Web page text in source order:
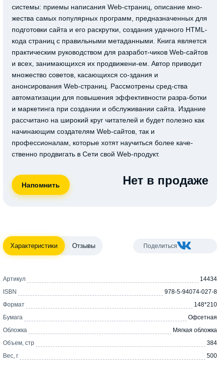
системы: приемы написания Web-страниц, описание мно-
жества самых популярных программ, предназначенных для
подготовки сайта и его раскрутки, создания удачного HTML-
кода страниц с правильными метаданными. Книга является
практическим руководством для разработ-чиков Web-сайтов
и всех, занимающихся их продвижени-ем. Автор приводит
множество советов, касающихся со-здания и
анонсирования Web-страниц. Рассмотрены сред-ства
автоматизации для повышения эффективности разра-ботки
и маркетинга при создании и обслуживании сайта. Издание
рассчитано на широкий круг читателей и будет полезно как
начинающим создателям Web-сайтов, так и
профессионалам, которые хотят научиться более каче-
ственно продвигать в Сети свой Web-продукт.
Нет в продаже
Характеристики Отзывы Поделиться
Артикул
14434
ISBN
978-5-94074-027-8
Формат
148*210
Бумага
Офсетная
Обложка
Мягкая обложка
Объем, стр
384
Вес, г
500